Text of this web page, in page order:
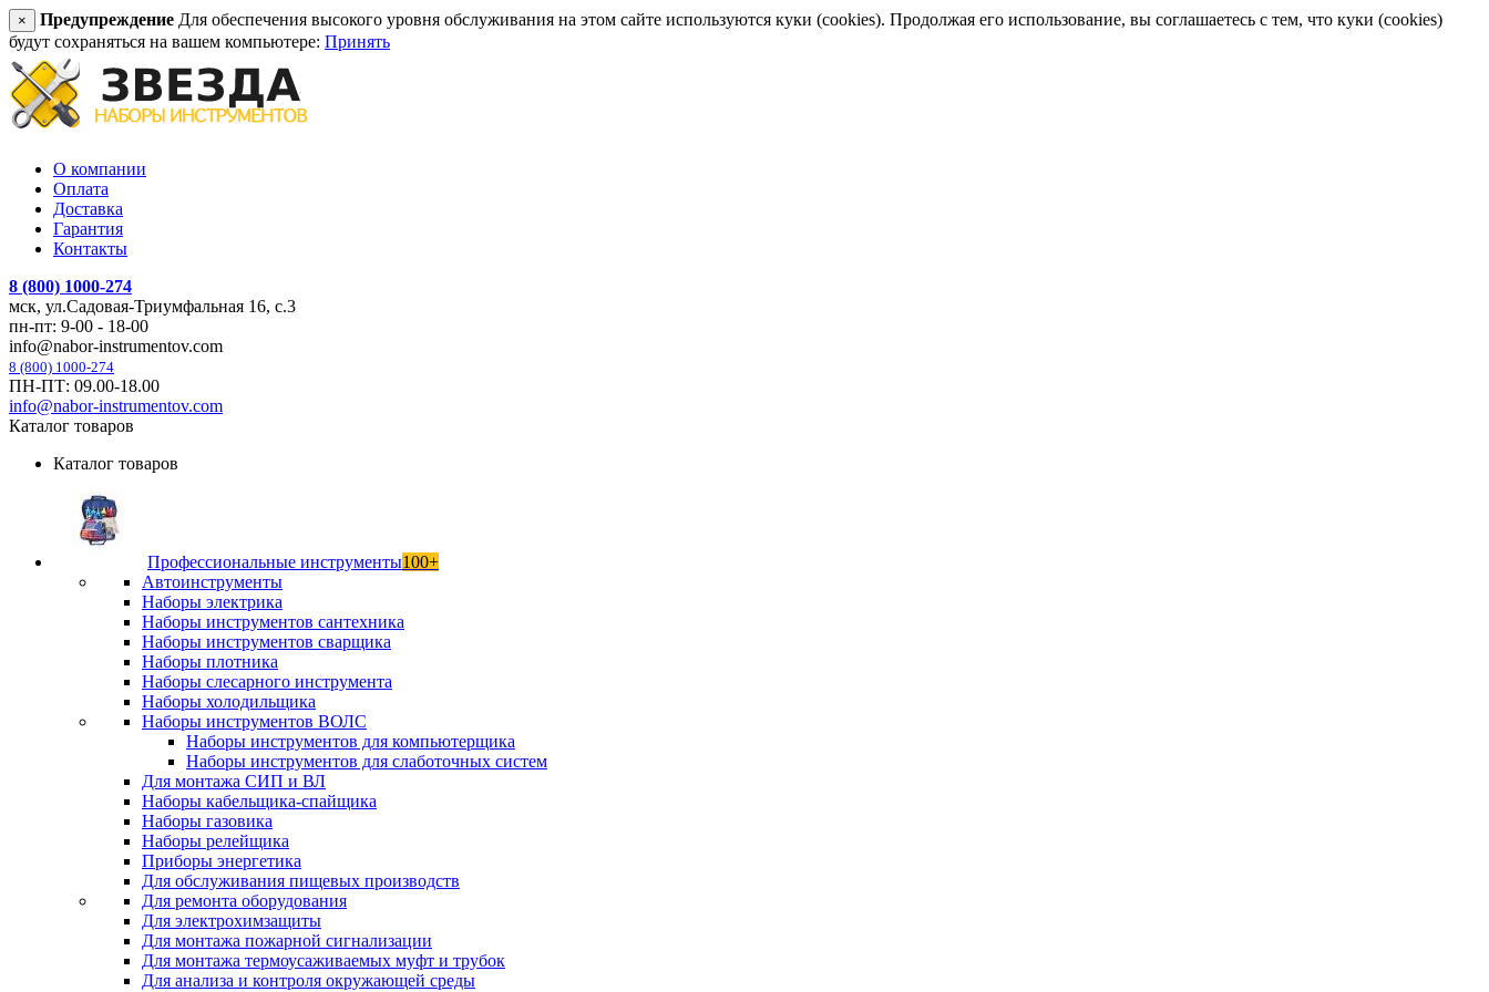
× Предупреждение Для обеспечения высокого уровня обслуживания на этом сайте используются куки (cookies). Продолжая его использование, вы соглашаетесь с тем, что куки (cookies)
будут сохраняться на вашем компьютере: Принять
О компании
Оплата
Доставка
Гарантия
Контакты
8 (800) 1000-274
мск, ул.Садовая-Триумфальная 16, с.3
пн-пт: 9-00 - 18-00
info@nabor-instrumentov.com
8 (800) 1000-274
ПН-ПТ: 09.00-18.00
info@nabor-instrumentov.com
Каталог товаров
Каталог товаров
Профессиональные инструменты100+
Автоинструменты
Наборы электрика
Наборы инструментов сантехника
Наборы инструментов сварщика
Наборы плотника
Наборы слесарного инструмента
Наборы холодильщика
Наборы инструментов ВОЛС
Наборы инструментов для компьютерщика
Наборы инструментов для слаботочных систем
Для монтажа СИП и ВЛ
Наборы кабельщика-спайщика
Наборы газовика
Наборы релейщика
Приборы энергетика
Для обслуживания пищевых производств
Для ремонта оборудования
Для электрохимзащиты
Для монтажа пожарной сигнализации
Для монтажа термоусаживаемых муфт и трубок
Для анализа и контроля окружающей среды